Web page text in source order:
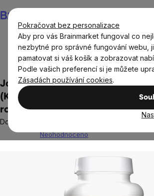
Pokračovat bez personalizace
Aby pro vás Brainmarket fungoval co
nezbytné pro správné fungování webu,
pamatovat si váš košík a zobrazovat
Podle vašich preferencí si je můžete
Zásadách používání cookies.
na
obsah
Doplňky stravy a výživa
Jarrow Formulas R-Alpha Lipoic
(Kyselina Alfa Lipoová s
rostlinných kapslí
Doplněk stravy
Průměrné
Neohodnoceno